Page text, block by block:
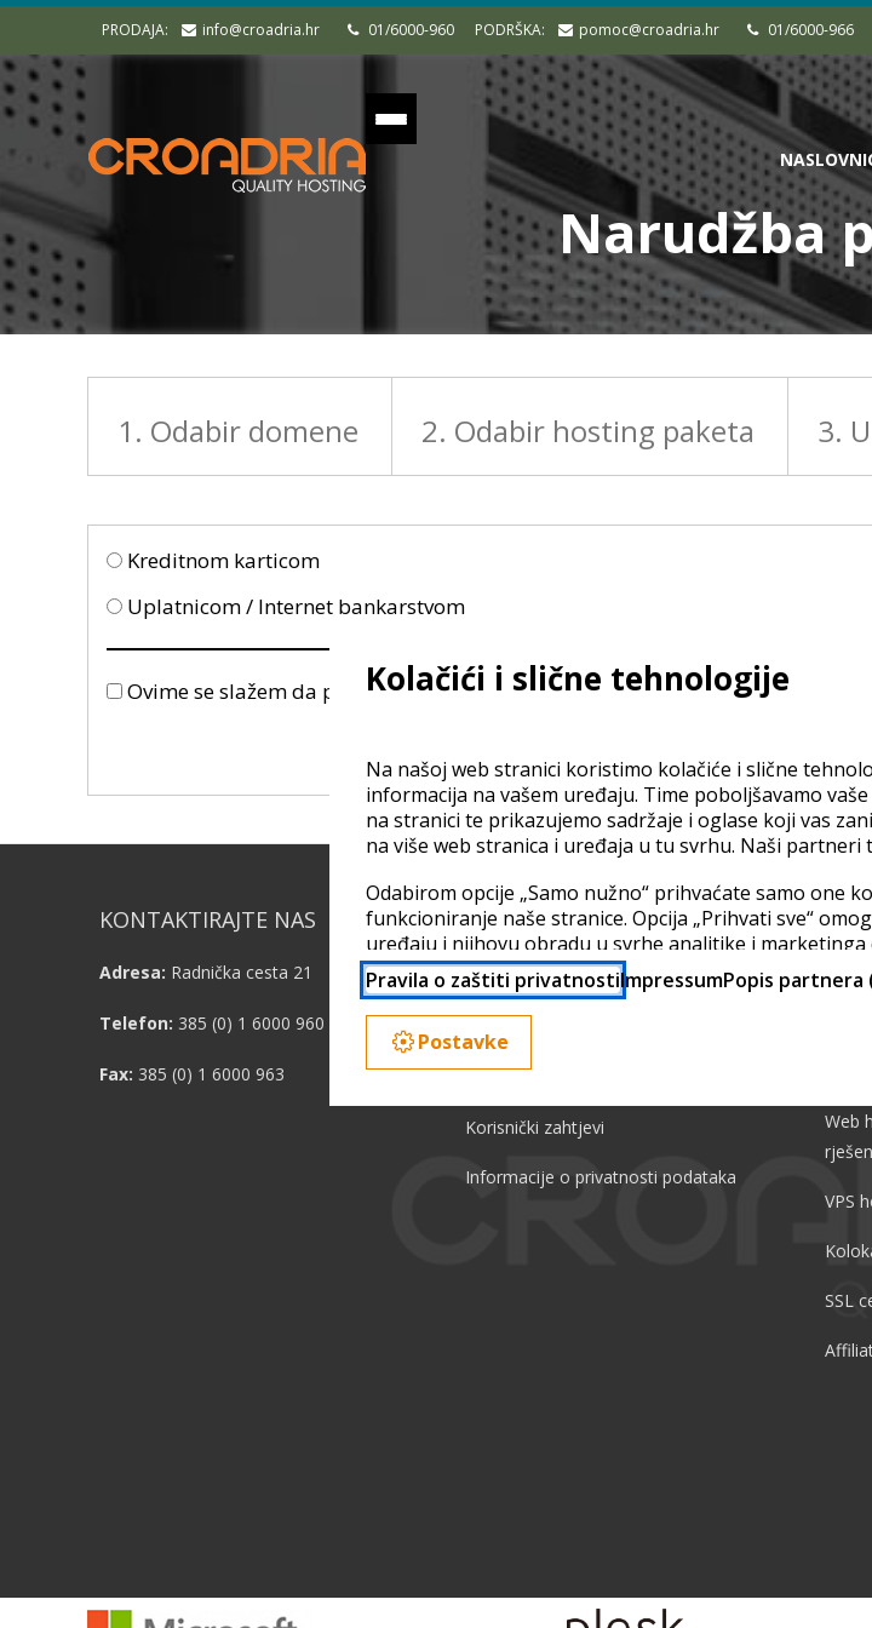
Kolačići i slične tehnologije
Na našoj web stranici koristimo kolačiće i slične
informacija na vašem uređaju. Time poboljšavamo
na stranici te prikazujemo sadržaje i oglase koji vas
na više web stranica i uređaja u tu svrhu. Naši
Odabirom opcije „Samo nužno“ prihvaćate samo one
funkcioniranje naše stranice. Opcija „Prihvati sve“
uređaju i njihovu obradu u svrhe analitike i
partnera. Vaši podaci mogu biti preneseni u zemlje
možda nije jednaka onoj u EU (prema članku 49 (1) a
detaljno odabrati postavke i u bilo kojem trenutku
Više informacija dostupno je u pravilima privatnosti i
Pravila o zaštiti privatnostiImpressumPopis partnera
Postavke
PRODAJA: info@croadria.hr 01/6000-960 PODRŠKA: pomoc@croadria.hr 01/6000-966
Narudžba
1. Odabir domene 2. Odabir hosting paketa 3.
Kreditnom karticom
Uplatnicom / Internet bankarstvom
Ovime se slažem da prihvaćam uvjete korištenja Croadrie iskazane na linku
KONTAKTIRAJTE NAS
Adresa: Radnička cesta 21
Telefon: 385 (0) 1 6000 960
Fax: 385 (0) 1 6000 963
KORISNIČKE INFORMACIJE
Podrška
O nama
Korisnički zahtjevi
Informacije o privatnosti podataka
Web
Web
VPS
SSL